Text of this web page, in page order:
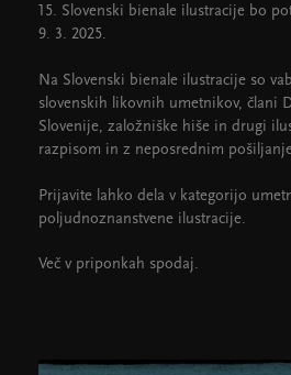
15. Slovenski bienale ilustracije bo
9. 3. 2025.
Na Slovenski bienale ilustracije so
slovenskih likovnih umetnikov, člani
Slovenije, založniške hiše in drugi
razpisom in z neposrednim
Prijavite lahko dela v kategorijo
poljudnoznanstvene ilustracije.
Več v priponkah spodaj.